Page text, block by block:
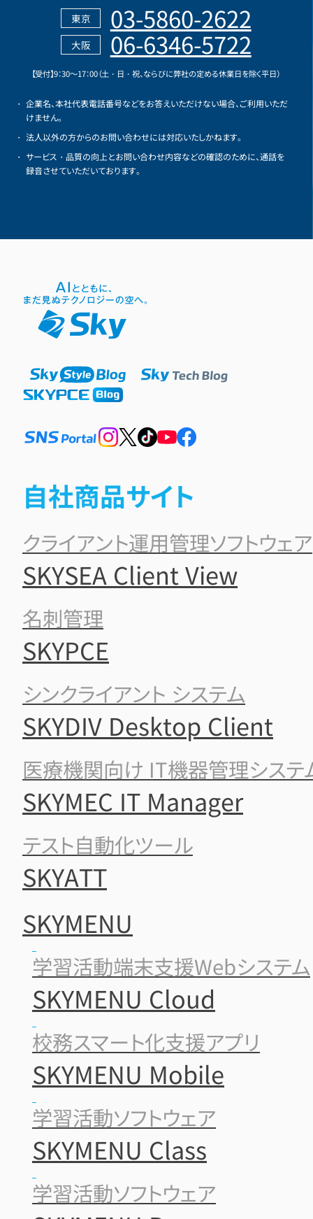
東京 03-5860-2622
大阪 06-6346-5722
【受付】9：30～17：00（土・日・祝、ならびに弊社の定める休業日を除く平日）
企業名、本社代表電話番号などをお答えいただけない場合、ご利用いただ
けません。
法人以外の方からのお問い合わせには対応いたしかねます。
サービス・品質の向上とお問い合わせ内容などの確認のために、通話を
録音させていただいております。
自社商品サイト
クライアント運用管理ソフトウェア
SKYSEA Client View
名刺管理
SKYPCE
シンクライアント システム
SKYDIV Desktop Client
医療機関向け IT機器管理システ
SKYMEC IT Manager
テスト自動化ツール
SKYATT
SKYMENU
学習活動端末支援Webシステム
SKYMENU Cloud
校務スマート化支援アプリ
SKYMENU Mobile
学習活動ソフトウェア
SKYMENU Class
学習活動ソフトウェア